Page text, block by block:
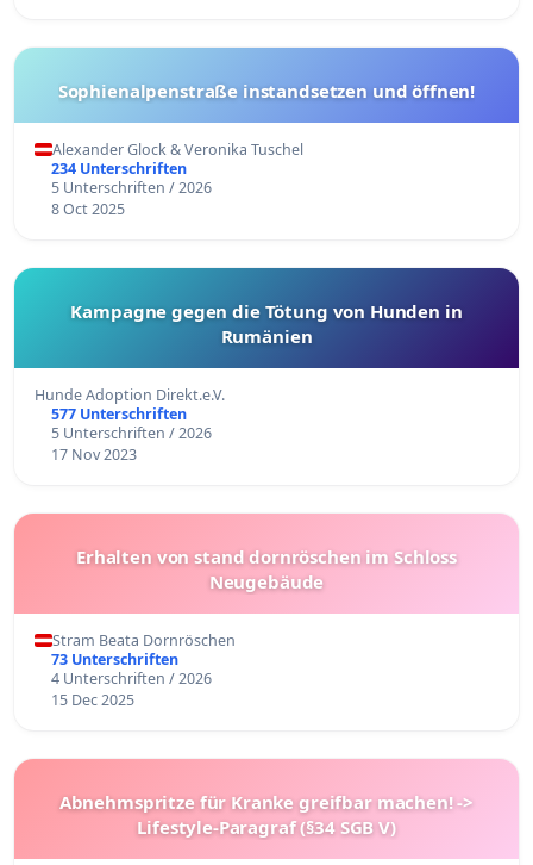
Sophienalpenstraße instandsetzen und öffnen!
Alexander Glock & Veronika Tuschel
234 Unterschriften
5 Unterschriften / 2026
8 Oct 2025
Kampagne gegen die Tötung von Hunden in
Rumänien
Hunde Adoption Direkt.e.V.
577 Unterschriften
5 Unterschriften / 2026
17 Nov 2023
Erhalten von stand dornröschen im Schloss
Neugebäude
Stram Beata Dornröschen
73 Unterschriften
4 Unterschriften / 2026
15 Dec 2025
Abnehmspritze für Kranke greifbar machen! ->
Lifestyle-Paragraf (§34 SGB V)